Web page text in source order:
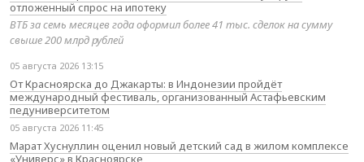
отложенный спрос на ипотеку
ВТБ за семь месяцев года оформил более 41 тыс. сделок на сумму
свыше 200 млрд рублей
05 августа 2026 13:15
От Красноярска до Джакарты: в Индонезии пройдёт
международный фестиваль, организованный Астафьевским
педуниверситетом
05 августа 2026 11:45
Марат Хуснуллин оценил новый детский сад в жилом комплексе